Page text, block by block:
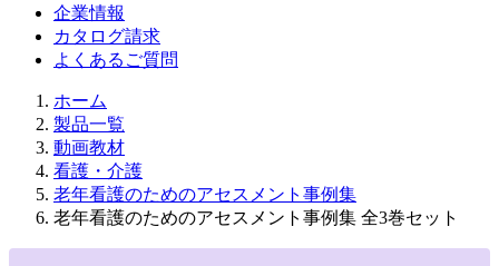
企業情報
カタログ請求
よくあるご質問
ホーム
製品一覧
動画教材
看護・介護
老年看護のためのアセスメント事例集
老年看護のためのアセスメント事例集 全3巻セット